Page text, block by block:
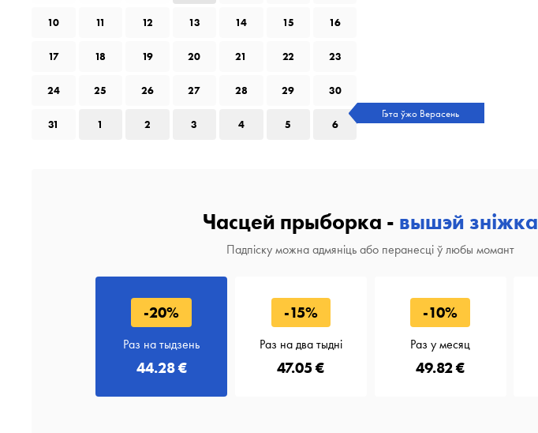
10 11 12 13 14 15 16
17 18 19 20 21 22 23
24 25 26 27 28 29 30
31 1 2 3 4 5 6
Гэта ўжо Верасень
Часцей прыборка - вышэй зніжка
Падпіску можна адмяніць або перанесці ў любы момант
-20%
Раз на тыдзень
44.28 €
-15%
Раз на два тыдні
47.05 €
-10%
Раз у месяц
49.82 €